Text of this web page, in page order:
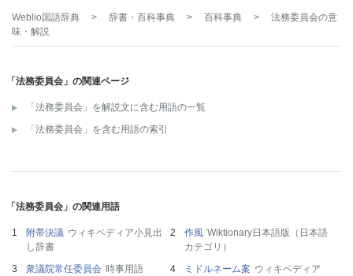
Weblio国語辞典 > 辞書・百科事典 > 百科事典 > 法務委員会の意
味・解説
「法務委員会」の関連ページ
「法務委員会」を解説文に含む用語の一覧
「法務委員会」を含む用語の索引
「法務委員会」の関連用語
附帯決議 ウィキペディア小見出
し辞書
作風 Wiktionary日本語版（日本語
カテゴリ）
衆議院常任委員会 時事用語 ミドルネーム案 ウィキペディア